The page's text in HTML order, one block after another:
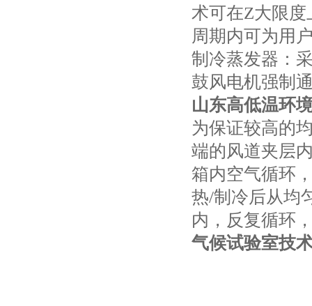
术可在Z大限
周期内可为用
制冷蒸发器：
鼓风电机强制
山东高低温环
为保证较高的
端的风道夹层
箱内空气循环
热/制冷后从均
内，反复循环
气候试验室技